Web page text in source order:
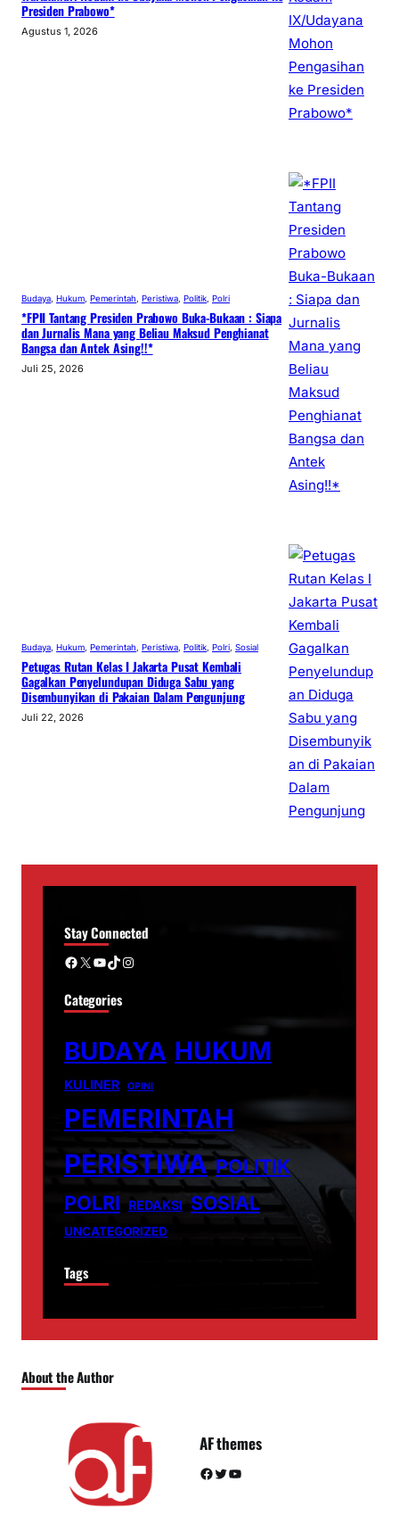
Presiden Prabowo*
Agustus 1, 2026
Budaya Hukum Pemerintah Peristiwa Politik Polri
*FPII Tantang Presiden Prabowo Buka-Bukaan : Siapa
dan Jurnalis Mana yang Beliau Maksud Penghianat
Bangsa dan Antek Asing!!*
Juli 25, 2026
Budaya Hukum Pemerintah Peristiwa Politik Polri Sosial
Petugas Rutan Kelas I Jakarta Pusat Kembali
Gagalkan Penyelundupan Diduga Sabu yang
Disembunyikan di Pakaian Dalam Pengunjung
Juli 22, 2026
Stay Connected
Facebook X YouTube TikTok Instagram
Categories
BUDAYA HUKUM
KULINER OPINI
PEMERINTAH
PERISTIWA POLITIK
POLRI
REDAKSI SOSIAL
UNCATEGORIZED
Tags
About the Author
AF themes
Facebook Twitter YouTube